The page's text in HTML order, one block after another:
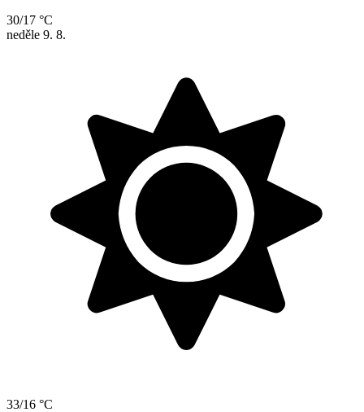
30/17 °C
neděle 9. 8.
33/16 °C